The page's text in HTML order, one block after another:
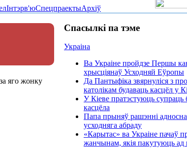
Інтэрв'юСпецпраектыАрхіў
яго жонку
Спасылкі па тэме
Украіна
Ва Украіне пройдзе Першы
хрысціянаў Усходняй Еўропы
Да Пантыфіка звярнуліся з
католікам будаваць касцёл у
У Кіеве пратэстуюць супраць
касцёла
Папа прыняў рашэнні
усходняга абраду
«Карытас» ва Украіне пачаў
жанчынам, якія пакутуюць ад